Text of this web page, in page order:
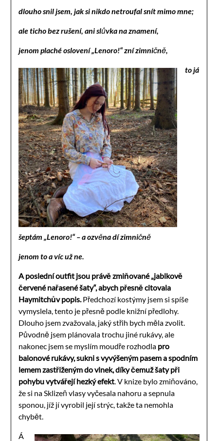
dlouho snil jsem, jak si nikdo netroufal snít mimo mne;
ale ticho bez rušení, ani slůvka na znamení,
jenom plaché oslovení „Lenoro!“ zní zimničně,
to já
šeptám „Lenoro!“ – a ozvěna dí zimničně
jenom to a víc už ne.
A poslední outfit jsou právě zmiňované „jablkově
červené nařasené šaty“, abych přesně citovala
Haymitchův popis. Předchozí kostýmy jsem si spíše
vymyslela, tento je přesně podle knižní předlohy.
Dlouho jsem zvažovala, jaký střih bych měla zvolit.
Původně jsem plánovala trochu jiné rukávy, ale
nakonec jsem se myslím moudře rozhodla pro
balonové rukávy, sukni s vyvýšeným pasem a spodním
lemem zastřiženým do vlnek, díky čemuž šaty při
pohybu vytvářejí hezký efekt . V knize bylo zmiňováno,
že si na Sklizeň vlasy vyčesala nahoru a sepnula
sponou, jíž jí vyrobil její strýc, takže ta nemohla
chybět.
Á